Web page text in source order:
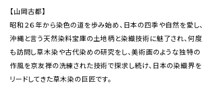
【山岡古都】
昭和２６年から染色の道を歩み始め、日本の四季や自然を愛し、
沖縄と言う天然染料宝庫の土地柄と染織技術に魅了され、何度
も訪問し草木染や古代染めの研究をし、美術画のような独特の
作風を京友禅の洗練された技術で探求し続け、日本の染織界を
リードしてきた草木染の巨匠です。